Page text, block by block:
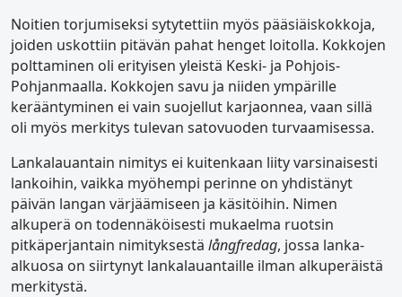
Noitien torjumiseksi sytytettiin myös pääsiäiskokkoja,
joiden uskottiin pitävän pahat henget loitolla. Kokkojen
polttaminen oli erityisen yleistä Keski- ja Pohjois-
Pohjanmaalla. Kokkojen savu ja niiden ympärille
kerääntyminen ei vain suojellut karjaonnea, vaan sillä
oli myös merkitys tulevan satovuoden turvaamisessa.
Lankalauantain nimitys ei kuitenkaan liity varsinaisesti
lankoihin, vaikka myöhempi perinne on yhdistänyt
päivän langan värjäämiseen ja käsitöihin. Nimen
alkuperä on todennäköisesti mukaelma ruotsin
pitkäperjantain nimityksestä långfredag, jossa lanka-
alkuosa on siirtynyt lankalauantaille ilman alkuperäistä
merkitystä.